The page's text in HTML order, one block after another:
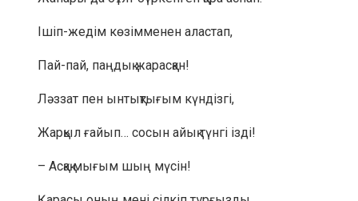
Ішіп-жедім көзімменен аластап,
Пай-пай, паңдық жарасқан!
Ләззат пен ынтықтығым күндізгі,
Жарқыл ғайып… сосын айық түнгі ізді!
– Асқақ мығым шың мүсін!